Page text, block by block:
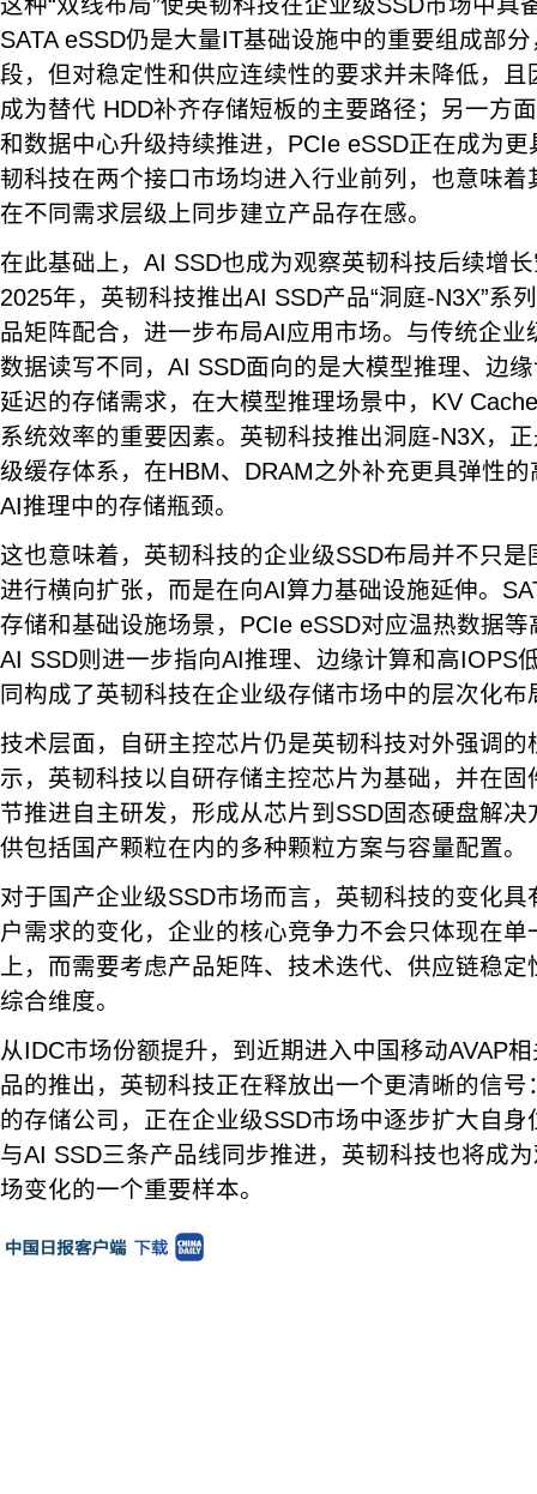
SATA eSSD仍是大量IT基础设施中的重要组成部
段，但对稳定性和供应连续性的要求并未降低，
成为替代 HDD补齐存储短板的主要路径；另一方
和数据中心升级持续推进，PCIe eSSD正在成为
韧科技在两个接口市场均进入行业前列，也意味
在不同需求层级上同步建立产品存在感。
在此基础上，AI SSD也成为观察英韧科技后续增
2025年，英韧科技推出AI SSD产品“洞庭-N3X”系
品矩阵配合，进一步布局AI应用市场。与传统企业
数据读写不同，AI SSD面向的是大模型推理、边
延迟的存储需求，在大模型推理场景中，KV
系统效率的重要因素。英韧科技推出洞庭-N3X，
级缓存体系，在HBM、DRAM之外补充更具弹性
AI推理中的存储瓶颈。
这也意味着，英韧科技的企业级SSD布局并不只
进行横向扩张，而是在向AI算力基础设施延伸。
存储和基础设施场景，PCIe eSSD对应温热数据
AI SSD则进一步指向AI推理、边缘计算和高IOPS
同构成了英韧科技在企业级存储市场中的层次化布
技术层面，自研主控芯片仍是英韧科技对外强调
示，英韧科技以自研存储主控芯片为基础，并在
节推进自主研发，形成从芯片到SSD固态硬盘解
供包括国产颗粒在内的多种颗粒方案与容量配置。
对于国产企业级SSD市场而言，英韧科技的变化
户需求的变化，企业的核心竞争力不会只体现在
上，而需要考虑产品矩阵、技术迭代、供应链稳
综合维度。
从IDC市场份额提升，到近期进入中国移动AVAP
品的推出，英韧科技正在释放出一个更清晰的信
的存储公司，正在企业级SSD市场中逐步扩大自身
与AI SSD三条产品线同步推进，英韧科技也将成
场变化的一个重要样本。